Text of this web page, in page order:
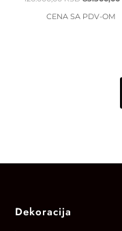
CENA
CENA SA PDV-OM
Dekoracija